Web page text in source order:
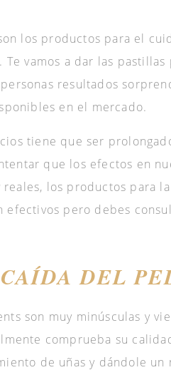
los productos para el
vamos a dar las pastillas
resultados
en el mercado.
tiene que ser
que los efectos en
los productos para
efectivos pero debes
DEL
son muy minúsculas y
comprueba su
de uñas y dándole un